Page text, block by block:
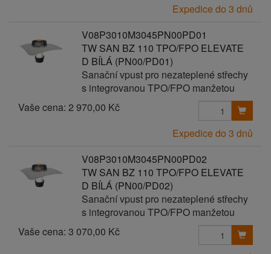
Expedice do 3 dnů
V08P3010M3045PN00PD01
TW SAN BZ 110 TPO/FPO ELEVATE
D BÍLÁ (PN00/PD01)
Sanační vpust pro nezateplené střechy
s integrovanou TPO/FPO manžetou
Vaše cena: 2 970,00 Kč
Expedice do 3 dnů
V08P3010M3045PN00PD02
TW SAN BZ 110 TPO/FPO ELEVATE
D BÍLÁ (PN00/PD02)
Sanační vpust pro nezateplené střechy
s integrovanou TPO/FPO manžetou
Vaše cena: 3 070,00 Kč